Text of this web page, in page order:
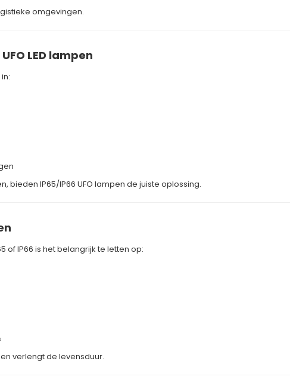
omgevingen.
LED lampen
bieden IP65/IP66 UFO lampen de juiste oplossing.
of IP66 is het belangrijk te letten op:
verlengt de levensduur.